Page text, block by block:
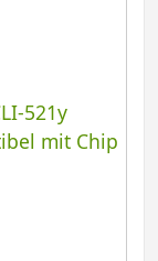
521y
mit Chip